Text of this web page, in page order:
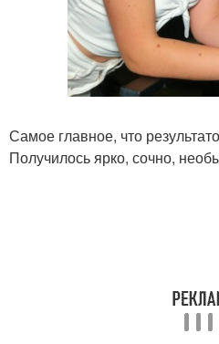
Самое главное, что
Получилось ярко, сочно,